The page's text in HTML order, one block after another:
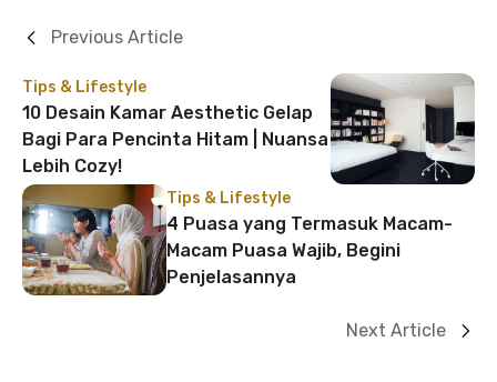
Tips & Lifestyle
10 Desain Kamar Aesthetic Gelap
Bagi Para Pencinta Hitam | Nuansa
Lebih Cozy!
Previous Article
Tips & Lifestyle
4 Puasa yang Termasuk Macam-
Macam Puasa Wajib, Begini
Penjelasannya
Next Article